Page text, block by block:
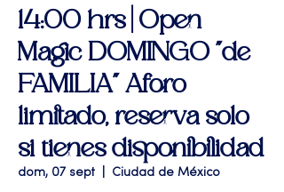
14:00 hrs | Open
Magic DOMINGO "de
FAMILIA" Aforo
limitado, reserva solo
si tienes disponibilidad
dom, 07 sept Ciudad de México